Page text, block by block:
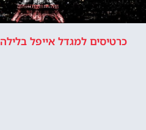
כרטיסים למגדל אייפל בלילה